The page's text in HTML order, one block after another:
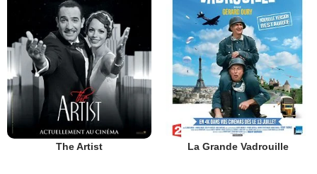
The Artist La Grande Vadrouille